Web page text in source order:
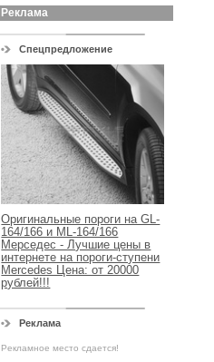
Реклама
Спецпредложение
Оригинальные пороги на GL-
164/166 и ML-164/166
Мерседес - Лучшие цены в
интернете на пороги-ступени
Mercedes Цена: от 20000
рублей!!!
Реклама
Рекламное место сдается!